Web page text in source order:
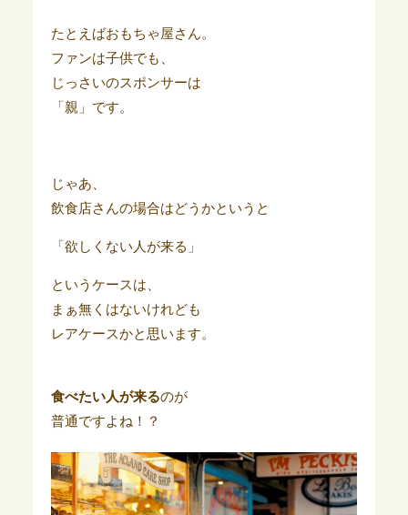
たとえばおもちゃ屋さん。
ファンは子供でも、
じっさいのスポンサーは
「親」です。
じゃあ、
飲食店さんの場合はどうかというと
「欲しくない人が来る」
というケースは、
まぁ無くはないけれども
レアケースかと思います。
食べたい人が来るのが
普通ですよね！？